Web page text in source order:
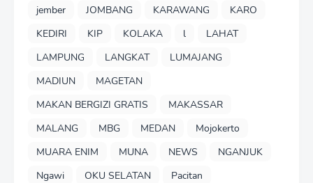
jember
JOMBANG KARAWANG
KARO
KEDIRI
KIP KOLAKA l
LAHAT
LAMPUNG
LANGKAT
LUMAJANG
MADIUN
MAGETAN
MAKAN BERGIZI GRATIS
MAKASSAR
MALANG
MBG MEDAN
Mojokerto
MUARA ENIM
MUNA NEWS
NGANJUK
Ngawi
OKU SELATAN
Pacitan